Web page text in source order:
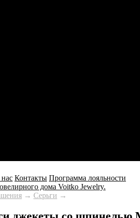
Контакты Программа лояльности
→ Серьги →